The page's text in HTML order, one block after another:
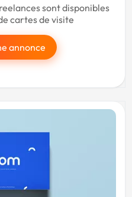
sont disponibles
cartes de visite
annonce